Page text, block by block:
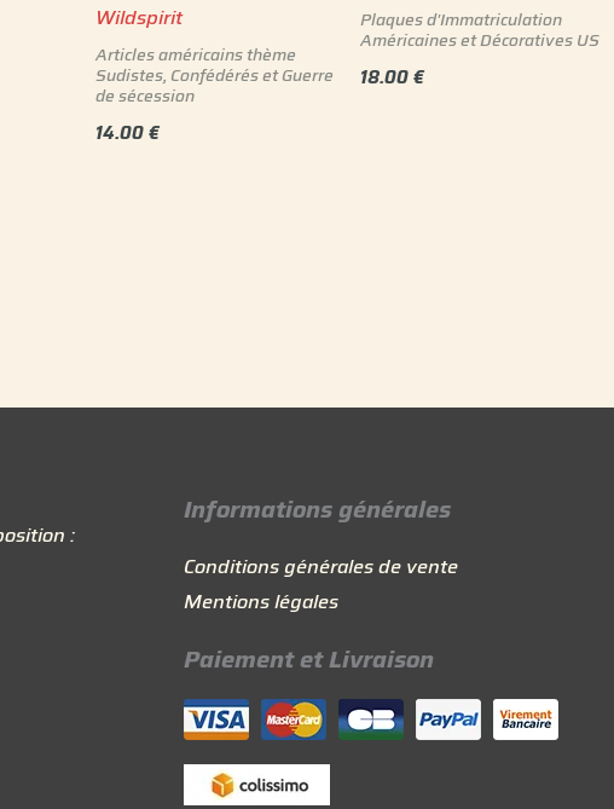
Wildspirit
Articles américains thème
Sudistes, Confédérés et Guerre
de sécession
14.00€
Plaques d'Immatriculation
Américaines et Décoratives US
18.00€
:
Informations générales
Conditions générales de vente
Mentions légales
Paiement et Livraison